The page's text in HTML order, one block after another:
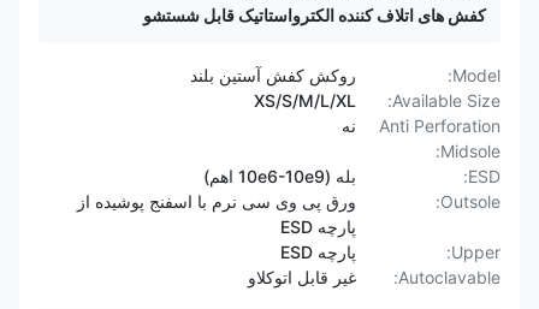
کفش های اتلاف کننده الکترواستاتیک قابل شستشو
Model:
روکش کفش آستین بلند
Available Size:
XS/S/M/L/XL
Anti Perforation
Midsole:
نه
ESD:
بله (10e6-10e9 اهم)
Outsole:
ورق پی وی سی نرم با اسفنج پوشیده از
پارچه ESD
Upper:
پارچه ESD
Autoclavable:
غیر قابل اتوکلاو